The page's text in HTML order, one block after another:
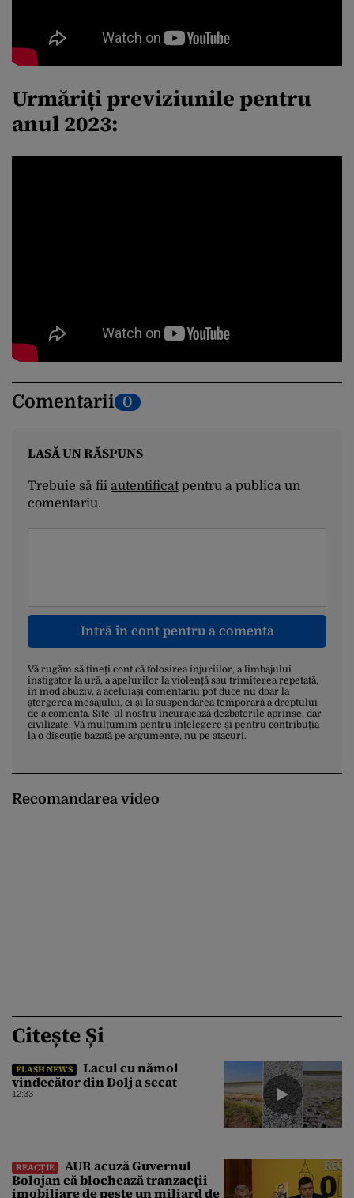
Urmăriți previziunile pentru
anul 2023:
Comentarii 0
LASĂ UN RĂSPUNS
Trebuie să fii autentificatpentru a publica un
comentariu.
Intră în cont pentru a comenta
Vă rugăm să țineți cont că folosirea injuriilor, a limbajului
instigator la ură, a apelurilor la violență sau trimiterea repetată,
în mod abuziv, a aceluiași comentariu pot duce nu doar la
ștergerea mesajului, ci și la suspendarea temporară a dreptului
de a comenta. Site-ul nostru încurajează dezbaterile aprinse, dar
civilizate. Vă mulțumim pentru înțelegere și pentru contribuția
la o discuție bazată pe argumente, nu pe atacuri.
Recomandarea video
Citește Și
FLASH NEWS
Lacul cu nămol
vindecător din Dolj a secat
12:33
REACȚIE
AUR acuză Guvernul
Bolojan că blochează tranzacții
imobiliare de peste un miliard de